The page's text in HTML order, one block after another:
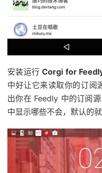
安装运行Corgi for
中好让它来读取你的订阅
出你在 Feedly 中的订阅
中显示哪些不会，默认的